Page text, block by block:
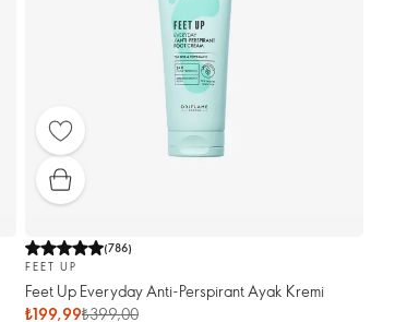
(786)
FEET UP
Feet Up Everyday Anti-Perspirant Ayak Kremi
₺199,99₺399,00